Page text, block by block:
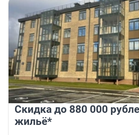
Скидка до 880 000
жильё*